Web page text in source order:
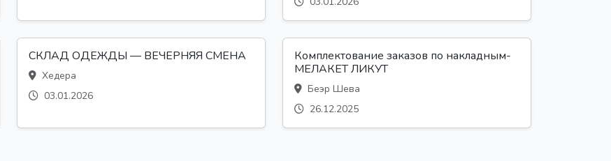
СКЛАД ОДЕЖДЫ — ВЕЧЕРНЯЯ СМЕНА
Хедера
03.01.2026
Комплектование заказов по накладным-
МЕЛАКЕТ ЛИКУТ
Беэр Шева
26.12.2025